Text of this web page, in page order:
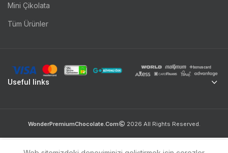
Mini Çikolata
Tüm Ürünler
Useful links
WonderPremiumChocolate.Com 2026 All Rights Reserved.